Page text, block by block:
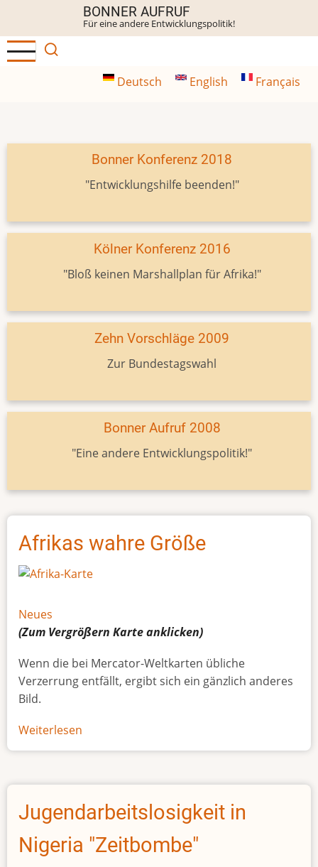
Inhalt
BONNER AUFRUF
Für eine andere Entwicklungspolitik!
Deutsch English Français
Bonner Konferenz 2018
"Entwicklungshilfe beenden!"
Kölner Konferenz 2016
"Bloß keinen Marshallplan für Afrika!"
Zehn Vorschläge 2009
Zur Bundestagswahl
Bonner Aufruf 2008
"Eine andere Entwicklungspolitik!"
Afrikas wahre Größe
Neues
(Zum Vergrößern Karteanklicken)
Wenn die bei Mercator-Weltkarten übliche
Verzerrung entfällt, ergibt sich ein gänzlich anderes
Bild.
Weiterlesen
Afrikas
Größe
Jugendarbeitslosigkeit in
Nigeria "Zeitbombe"